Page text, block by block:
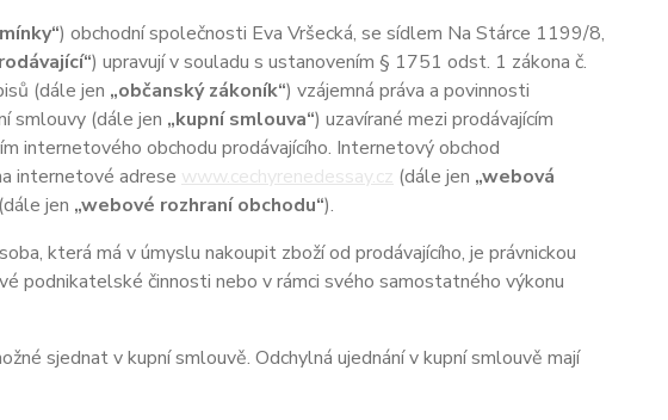
) obchodní společnosti Eva Vršecká, se sídlem Na Stárce 1199/8,
) upravují v souladu s ustanovením § 1751 odst. 1 zákona č.
(dále jen „občanský zákoník“) vzájemná práva a povinnosti
smlouvy (dále jen „kupní smlouva“) uzavírané mezi prodávajícím
internetového obchodu prodávajícího. Internetový obchod
internetové adrese www.cechyrenedessay.cz (dále jen „webová
jen „webové rozhraní obchodu“).
která má v úmyslu nakoupit zboží od prodávajícího, je právnickou
podnikatelské činnosti nebo v rámci svého samostatného výkonu
sjednat v kupní smlouvě. Odchylná ujednání v kupní smlouvě mají